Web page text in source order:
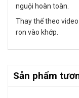
nguội hoàn toàn.
Thay thế theo
ron vào khớp.
Sản phẩm